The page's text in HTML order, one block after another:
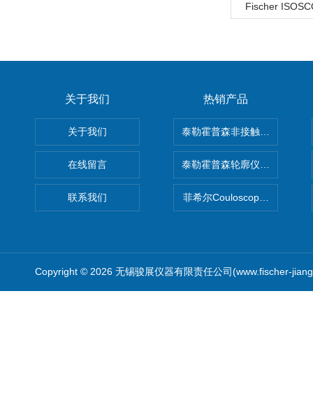
Fischer
关于我们
关于我们
在线留言
联系我们
热销产品
泰勒霍普森非接触式轮廓仪
泰勒霍普森轮廓仪|TAYLOR
菲希尔Couloscope CMS2电
Copyright © 2026 无锡骏展仪器有限责任公司(www.fischer-